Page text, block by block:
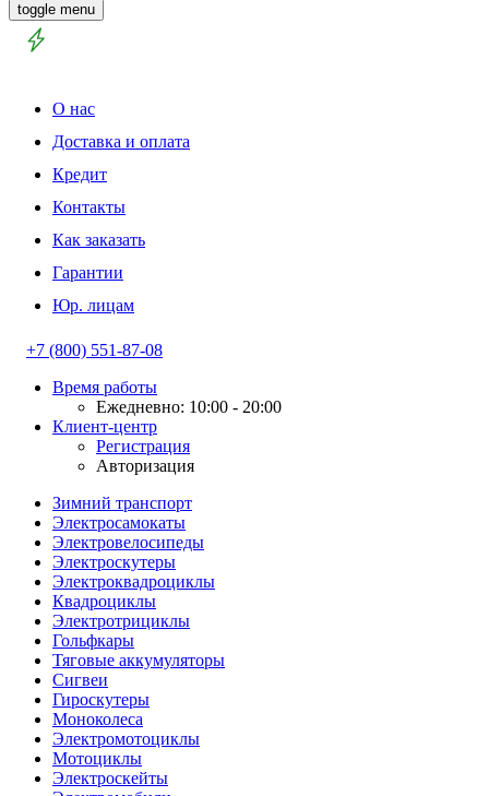
toggle menu
О нас
Доставка и оплата
Кредит
Контакты
Как заказать
Гарантии
Юр. лицам
+7 (800) 551-87-08
Время работы
Ежедневно: 10:00 - 20:00
Клиент-центр
Регистрация
Авторизация
Зимний транспорт
Электросамокаты
Электровелосипеды
Электроскутеры
Электроквадроциклы
Квадроциклы
Электротрициклы
Гольфкары
Тяговые аккумуляторы
Сигвеи
Гироскутеры
Моноколеса
Электромотоциклы
Мотоциклы
Электроскейты